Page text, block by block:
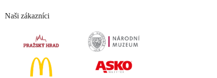
Naši zákazníci